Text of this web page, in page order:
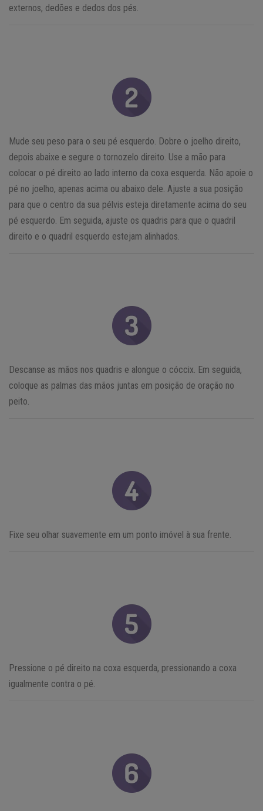
externos, dedões e dedos dos pés.
Mude seu peso para o seu pé esquerdo. Dobre o joelho direito,
depois abaixe e segure o tornozelo direito. Use a mão para
colocar o pé direito ao lado interno da coxa esquerda. Não apoie o
pé no joelho, apenas acima ou abaixo dele. Ajuste a sua posição
para que o centro da sua pélvis esteja diretamente acima do seu
pé esquerdo. Em seguida, ajuste os quadris para que o quadril
direito e o quadril esquerdo estejam alinhados.
Descanse as mãos nos quadris e alongue o cóccix. Em seguida,
coloque as palmas das mãos juntas em posição de oração no
peito.
Fixe seu olhar suavemente em um ponto imóvel à sua frente.
Pressione o pé direito na coxa esquerda, pressionando a coxa
igualmente contra o pé.